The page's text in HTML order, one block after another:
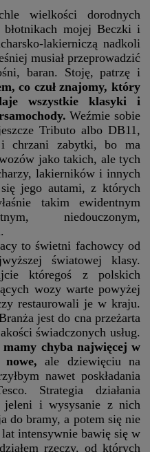
wielkości dorodnych
mojej Beczki i
lakierniczą nadkoli
musiał przeprowadzić
baran. Stoję, patrzę i
co czuł znajomy, który
wszystkie klasyki i
Weźmie sobie
Tributo albo DB11,
chrzani zabytki, bo ma
jako takich, ale tych
lakierników i innych
jego autami, z których
takim ewidentnym
niedouczonym,
to świetni fachowcy od
światowej klasy.
któregoś z polskich
wozy warte powyżej
restaurowali je w kraju.
jest do cna przeżarta
świadczonych usług.
chyba najwięcej w
ale dziewięciu na
nawet poskładania
Strategia działania
jeleni i wysysanie z nich
do bramy, a potem się nie
intensywnie bawię się w
rzeczy, od których